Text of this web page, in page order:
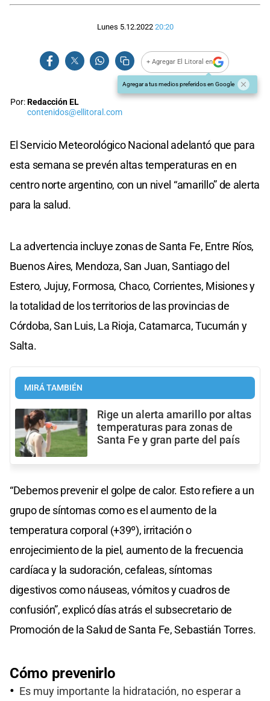
Lunes 5.12.2022 20:20
+ Agregar El Litoral en
Agregar a tus medios preferidos en Google
Por:Redacción EL
contenidos@ellitoral.com
El Servicio Meteorológico Nacional adelantó que para
esta semana se prevén altas temperaturas en en
centro norte argentino, con un nivel “amarillo” de alerta
para la salud.
La advertencia incluye zonas de Santa Fe, Entre Ríos,
Buenos Aires, Mendoza, San Juan, Santiago del
Estero, Jujuy, Formosa, Chaco, Corrientes, Misiones y
la totalidad de los territorios de las provincias de
Córdoba, San Luis, La Rioja, Catamarca, Tucumán y
Salta.
MIRÁ TAMBIÉN
Rige un alerta amarillo por altas
temperaturas para zonas de
Santa Fe y gran parte del país
“Debemos prevenir el golpe de calor. Esto refiere a un
grupo de síntomas como es el aumento de la
temperatura corporal (+39º), irritación o
enrojecimiento de la piel, aumento de la frecuencia
cardíaca y la sudoración, cefaleas, síntomas
digestivos como náuseas, vómitos y cuadros de
confusión”, explicó días atrás el subsecretario de
Promoción de la Salud de Santa Fe, Sebastián Torres.
Cómo prevenirlo
Es muy importante la hidratación, no esperar a